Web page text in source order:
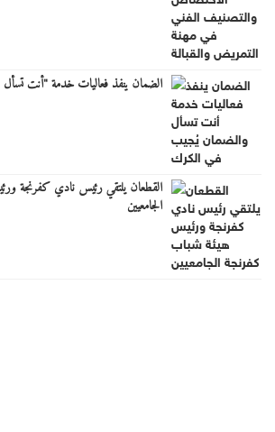
الضمان ينفذ فعاليات خدمة "أنت
القطعان يلتقي رئيس نادي كفرنجة
الجامعيين